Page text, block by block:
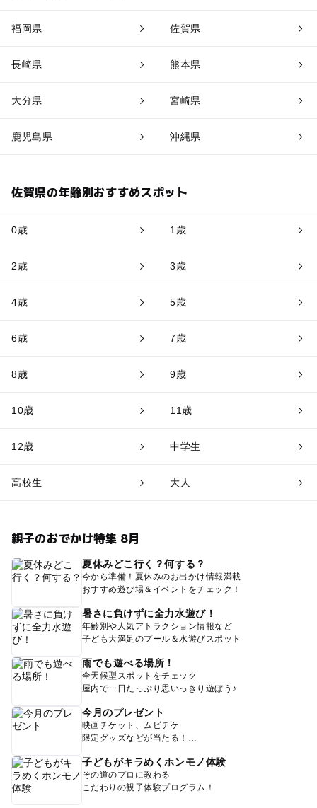
福岡県 佐賀県
長崎県 熊本県
大分県 宮崎県
鹿児島県 沖縄県
佐賀県の年齢別おすすめスポット
0歳 1歳
2歳 3歳
4歳 5歳
6歳 7歳
8歳 9歳
10歳 11歳
12歳 中学生
高校生 大人
親子のおでかけ特集 8月
夏休みどこ行く？何する？
今から準備！夏休みのお出かけ情報満載
おすすめ遊び場＆イベントをチェック！
暑さに負けずに全力水遊び！
年齢別や人気アトラクション情報など
子ども大満足のプール＆水遊びスポット
雨でも遊べる場所！
全天候型スポットをチェック
屋内で一日たっぷり思いっきり遊ぼう♪
今月のプレゼント
映画チケット、ムビチケ
限定グッズなどが当たる！
子どもがキラめくホンモノ体験
その道のプロに教わる
こだわりの親子体験プログラム！